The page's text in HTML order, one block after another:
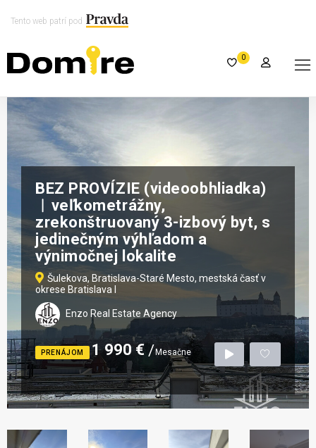
Tento web patrí pod
0
BEZ PROVÍZIE (videoobhliadka)
︱veľkometrážny,
zrekonštruovaný 3-izbový byt, s
jedinečným výhľadom a
výnimočnej lokalite
Šulekova, Bratislava-Staré Mesto, mestská časť v
okrese Bratislava I
Enzo Real Estate Agency
PRENÁJOM 1 990 € Mesačne